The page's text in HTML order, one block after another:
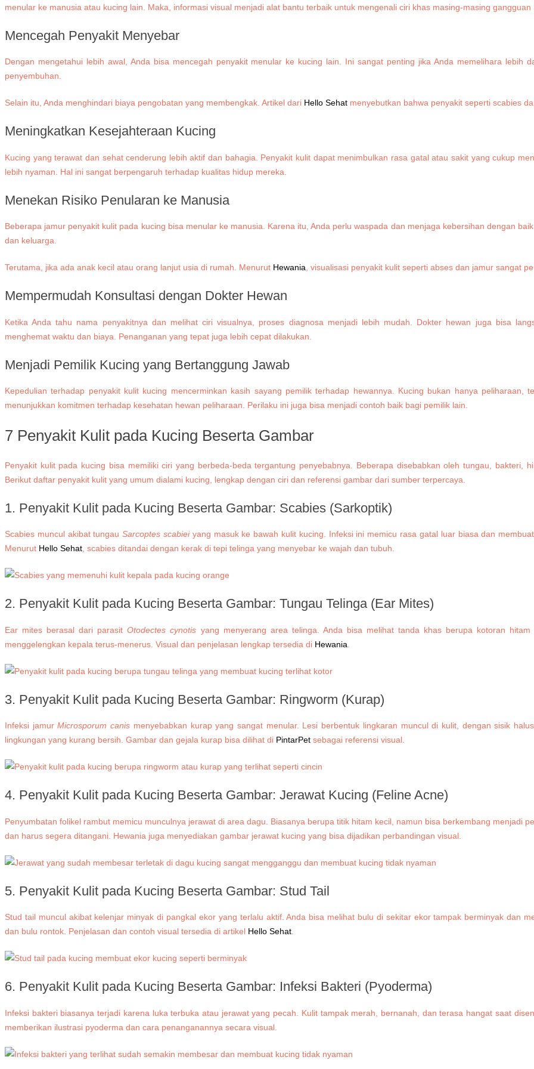
menular ke manusia atau kucing lain. Maka, informasi visual menjadi alat bantu terbaik untuk mengenali ciri khas masing-masing gangguan
Mencegah Penyakit Menyebar
Dengan mengetahui lebih awal, Anda bisa mencegah penyakit menular ke kucing lain. Ini sangat penting jika Anda memelihara lebih
penyembuhan.
Selain itu, Anda menghindari biaya pengobatan yang membengkak. Artikel dari Hello Sehat menyebutkan bahwa penyakit seperti scabies
Meningkatkan Kesejahteraan Kucing
Kucing yang terawat dan sehat cenderung lebih aktif dan bahagia. Penyakit kulit dapat menimbulkan rasa gatal atau sakit yang cukup
lebih nyaman. Hal ini sangat berpengaruh terhadap kualitas hidup mereka.
Menekan Risiko Penularan ke Manusia
Beberapa jamur penyakit kulit pada kucing bisa menular ke manusia. Karena itu, Anda perlu waspada dan menjaga kebersihan dengan
dan keluarga.
Terutama, jika ada anak kecil atau orang lanjut usia di rumah. Menurut Hewania , visualisasi penyakit kulit seperti abses dan jamur sangat
Mempermudah Konsultasi dengan Dokter Hewan
Ketika Anda tahu nama penyakitnya dan melihat ciri visualnya, proses diagnosa menjadi lebih mudah. Dokter hewan juga bisa
menghemat waktu dan biaya. Penanganan yang tepat juga lebih cepat dilakukan.
Menjadi Pemilik Kucing yang Bertanggung Jawab
Kepedulian terhadap penyakit kulit kucing mencerminkan kasih sayang pemilik terhadap hewannya. Kucing bukan hanya
menunjukkan komitmen terhadap kesehatan hewan peliharaan. Perilaku ini juga bisa menjadi contoh baik bagi pemilik lain.
7 Penyakit Kulit pada Kucing Beserta Gambar
Penyakit kulit pada kucing bisa memiliki ciri yang berbeda-beda tergantung penyebabnya. Beberapa disebabkan oleh tungau, bakteri,
Berikut daftar penyakit kulit yang umum dialami kucing, lengkap dengan ciri dan referensi gambar dari sumber terpercaya.
1. Penyakit Kulit pada Kucing Beserta Gambar: Scabies (Sarkoptik)
Scabies muncul akibat tungauSarcoptes scabieiyang masuk ke bawah kulit kucing. Infeksi ini memicu rasa gatal luar biasa dan
Menurut Hello Sehat , scabies ditandai dengan kerak di tepi telinga yang menyebar ke wajah dan tubuh.
2. Penyakit Kulit pada Kucing Beserta Gambar: Tungau Telinga (Ear Mites)
Ear mites berasal dari parasitOtodectes cynotis yang menyerang area telinga. Anda bisa melihat tanda khas berupa kotoran
menggelengkan kepala terus-menerus. Visual dan penjelasan lengkap tersedia di Hewania
3. Penyakit Kulit pada Kucing Beserta Gambar: Ringworm (Kurap)
Infeksi jamurMicrosporum canis menyebabkan kurap yang sangat menular. Lesi berbentuk lingkaran muncul di kulit, dengan sisik
lingkungan yang kurang bersih. Gambar dan gejala kurap bisa dilihat di PintarPet sebagai referensi visual.
4. Penyakit Kulit pada Kucing Beserta Gambar: Jerawat Kucing (Feline Acne)
Penyumbatan folikel rambut memicu munculnya jerawat di area dagu. Biasanya berupa titik hitam kecil, namun bisa berkembang menjadi
dan harus segera ditangani. Hewania juga menyediakan gambar jerawat kucing yang bisa dijadikan perbandingan visual.
5. Penyakit Kulit pada Kucing Beserta Gambar: Stud Tail
Stud tail muncul akibat kelenjar minyak di pangkal ekor yang terlalu aktif. Anda bisa melihat bulu di sekitar ekor tampak berminyak dan
dan bulu rontok. Penjelasan dan contoh visual tersedia di artikel Hello Sehat
6. Penyakit Kulit pada Kucing Beserta Gambar: Infeksi Bakteri (Pyoderma)
Infeksi bakteri biasanya terjadi karena luka terbuka atau jerawat yang pecah. Kulit tampak merah, bernanah, dan terasa hangat saat
memberikan ilustrasi pyoderma dan cara penanganannya secara visual.